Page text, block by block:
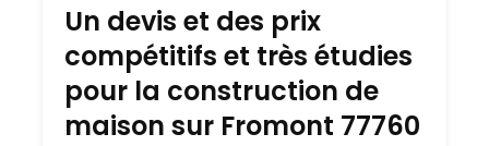
Un devis et des prix
compétitifs et très étudies
pour la construction de
maison sur Fromont 77760